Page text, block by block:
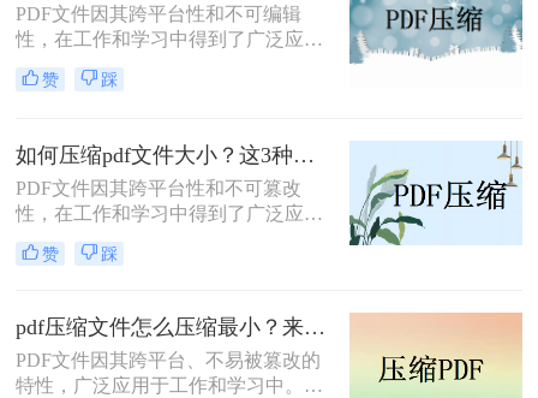
PDF文件因其跨平台性和不可编辑
性，在工作和学习中得到了广泛应
用。然而，有时PDF文件过大，会给
传输和存储带来不便。那么pdf文件怎
PDF文件大小的方法，帮助用户轻松
减小PDF文件的大小。
赞 踩
如何压缩pdf文件大小？这3种压缩方法一定要学会!！
PDF文件因其跨平台性和不可篡改
性，在工作和学习中得到了广泛应
用。然而，有时PDF文件过大，会给
传输和存储带来不便。那么如何压缩
PDF文件大小的方法，帮助用户轻松
减小PDF文件的大小。
赞 踩
pdf压缩文件怎么压缩最小？来试试这3种方法！
PDF文件因其跨平台、不易被篡改的
特性，广泛应用于工作和学习中。然